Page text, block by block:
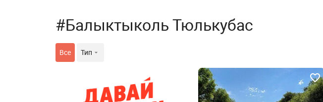
#Балыктыколь Тюлькубас
Все Тип